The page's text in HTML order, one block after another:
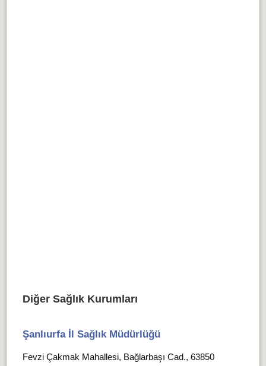
Diğer Sağlık Kurumları
Şanlıurfa İl Sağlık Müdürlüğü
Fevzi Çakmak Mahallesi, Bağlarbaşı Cad., 63850